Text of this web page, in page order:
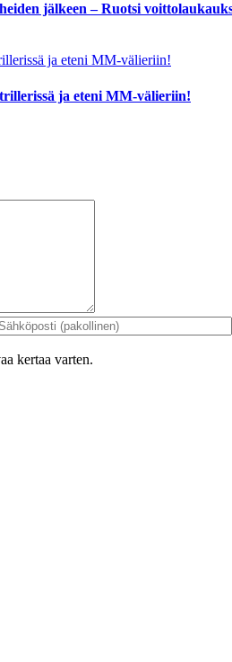
jälkeen – Ruotsi
ja eteni MM-välieriin!
kertaa varten.